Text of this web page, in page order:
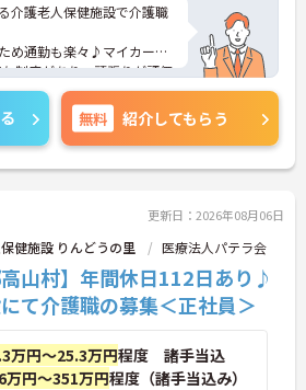
介護老人保健施設で介護職
め通勤も楽々♪マイカーで
制度があり、頑張りが評価
れます。さらに各種手当も
です◎フォロー体制もあ
してスタートできます。
ございましたら面接のポイ
是非ご応募お待ちしており
無料 紹介してもらう
更新日：2026年08月06日
健施設 りんどうの里 医療法人パテラ会
高山村】年間休日112日あり♪
て介護職の募集＜正社員＞
万円～25.3万円程度 諸手当込
万円～351万円程度（諸手当込み）